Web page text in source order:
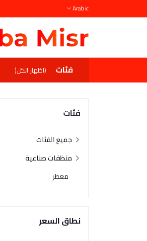
Arabic
فئات (اظهار الكل)
فئات
جميع الفئات
منظفات صناعية
معطر
نطاق السعر